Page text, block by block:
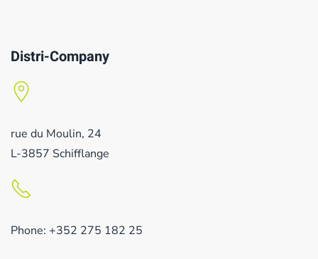
Distri-Company
rue du Moulin, 24
L-3857 Schifflange
Phone: +352 275 182 25